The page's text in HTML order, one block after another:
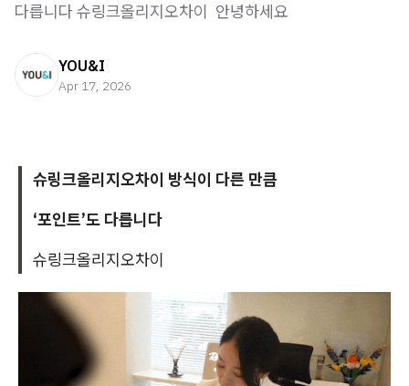
다릅니다 슈링크올리지오차이 ​ 안녕하세요
YOU&I
Apr 17, 2026
슈링크올리지오차이 방식이 다른 만큼
‘포인트’도 다릅니다
슈링크올리지오차이